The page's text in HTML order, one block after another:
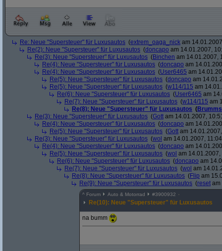
Re: Neue "Supersteuer" für Luxusautos (extrem_oaga_nick am
Re(2): Neue "Supersteuer" für Luxusautos (doncapo am 14.01.2007,
Re(3): Neue "Supersteuer" für Luxusautos (Binchen am 14.01.2007,
Re(4): Neue "Supersteuer" für Luxusautos (doncapo am
Re(4): Neue "Supersteuer" für Luxusautos (User6465 am
Re(5): Neue "Supersteuer" für Luxusautos (doncapo am
Re(5): Neue "Supersteuer" für Luxusautos (w114/115 am
Re(6): Neue "Supersteuer" für Luxusautos (User6465 am
Re(7): Neue "Supersteuer" für Luxusautos (w114/115 am
Re(8): Neue "Supersteuer" für Luxusautos (
Re(3): Neue "Supersteuer" für Luxusautos (Gott am 14.01.2007,
Re(4): Neue "Supersteuer" für Luxusautos (doncapo am
Re(5): Neue "Supersteuer" für Luxusautos (Gott am
Re(3): Neue "Supersteuer" für Luxusautos (wol am 14.01.2007,
Re(4): Neue "Supersteuer" für Luxusautos (doncapo am
Re(5): Neue "Supersteuer" für Luxusautos (wol am 14.01.2007,
Re(6): Neue "Supersteuer" für Luxusautos (doncapo am
Re(7): Neue "Supersteuer" für Luxusautos (wol am
Re(8): Neue "Supersteuer" für Luxusautos (Flip am
Re(9): Neue "Supersteuer" für Luxusautos (reset am
^ Forum Auto & Motorrad #3900932
Re(10): Neue "Supersteuer" für Luxusautos
na bumm